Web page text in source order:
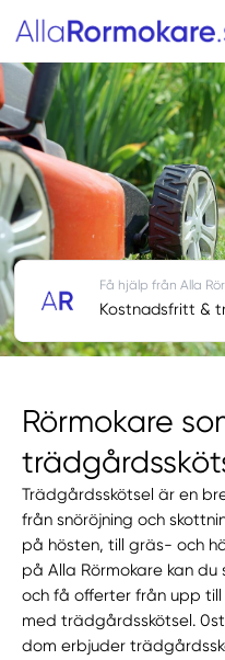
Rörmokare
Trädgårdsskötsel är en
från snöröjning och
på hösten, till gräs- och
på Alla Rörmokare kan
och få offerter från upp
med trädgårdsskötsel.
dom erbjuder
Få hjälp från Alla
Kostnadsfritt &